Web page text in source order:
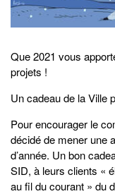
Que 2021 vous
projets !
Un cadeau de la Ville
Pour encourager le
décidé de mener une
d’année. Un bon
SID, à leurs clients «
au fil du courant » du